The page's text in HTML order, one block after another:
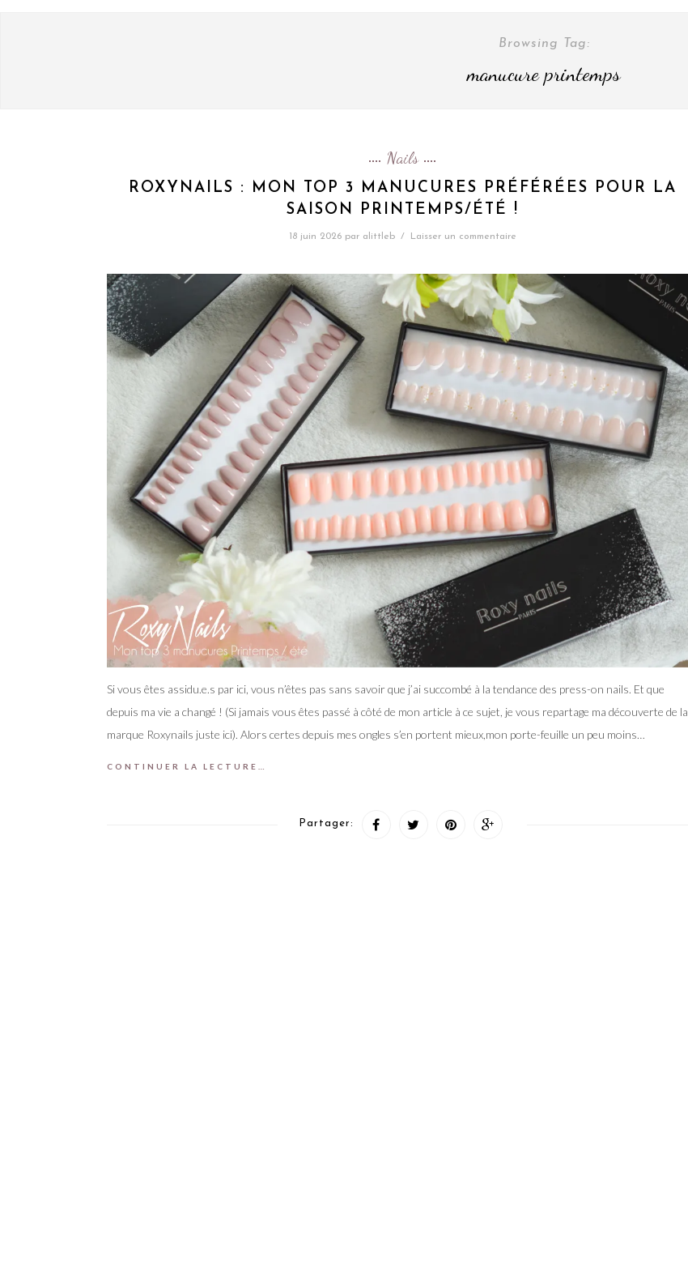
Browsing Tag:
manucure printemps
Nails
ROXYNAILS : MON TOP 3 MANUCURES PRÉFÉRÉES POUR LA
SAISON PRINTEMPS/ÉTÉ !
18 juin 2026 par alittleb / Laisser un commentaire
Si vous êtes assidu.e.s par ici, vous n’êtes pas sans savoir que j’ai succombé à la tendance des press-on nails. Et que
depuis ma vie a changé ! (Si jamais vous êtes passé à côté de mon article à ce sujet, je vous repartage ma découverte de la
marque Roxynails juste ici). Alors certes depuis mes ongles s’en portent mieux,mon porte-feuille un peu moins…
CONTINUER LA LECTURE…
Partager: